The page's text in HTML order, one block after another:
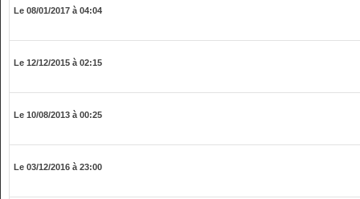
Le 08/01/2017 à 04:04
Le 12/12/2015 à 02:15
Le 10/08/2013 à 00:25
Le 03/12/2016 à 23:00